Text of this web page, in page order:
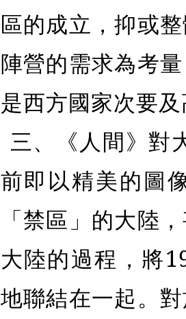
區的成立，抑或
陣營的需求為考
是西方國家次要
三、《人間》對
前即以精美的圖
「禁區」的大陸
大陸的過程，將
地聯結在一起。